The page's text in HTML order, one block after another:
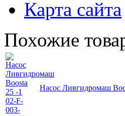
Карта сайта
Похожие
Насос Ливгидромаш